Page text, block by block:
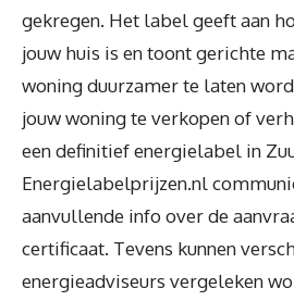
gekregen. Het label geeft aan
jouw huis is en toont gerichte
woning duurzamer te laten
jouw woning te verkopen of
een definitief energielabel in
Energielabelprijzen.nl
aanvullende info over de
certificaat. Tevens kunnen
energieadviseurs vergeleken